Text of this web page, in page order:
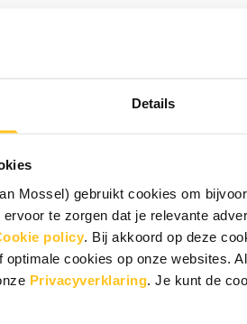
Details
Mossel) gebruikt cookies om
te zorgen dat je relevante
policy. Bij akkoord op deze
cookies op onze websites.
Privacyverklaring. Je kunt de